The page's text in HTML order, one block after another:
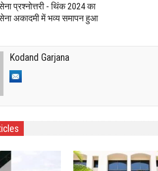
प्रश्नोत्तरी - थिंक 2024 का
अकादमी में भव्य समापन हुआ
Kodand Garjana